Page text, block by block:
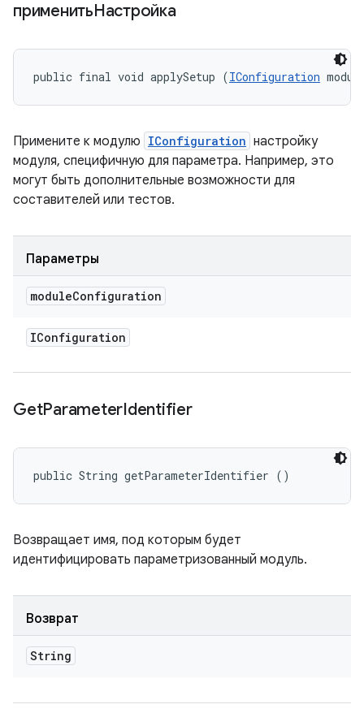
применитьНастройка
public final void applySetup (IConfiguration
Примените к модулю IConfiguration настройку
модуля, специфичную для параметра. Например, это
могут быть дополнительные возможности для
составителей или тестов.
Параметры
moduleConfiguration
IConfiguration
GetParameterIdentifier
public String getParameterIdentifier ()
Возвращает имя, под которым будет
идентифицировать параметризованный модуль.
Возврат
String